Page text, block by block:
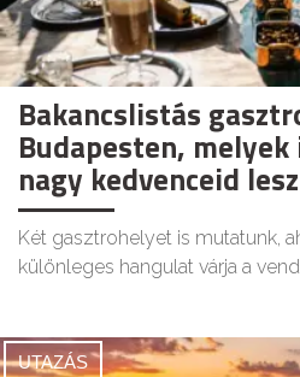
Bakancslistás
Budapesten,
nagy kedvenceid
Két gasztrohelyet is mutatunk,
különleges hangulat várja a
UTAZÁS